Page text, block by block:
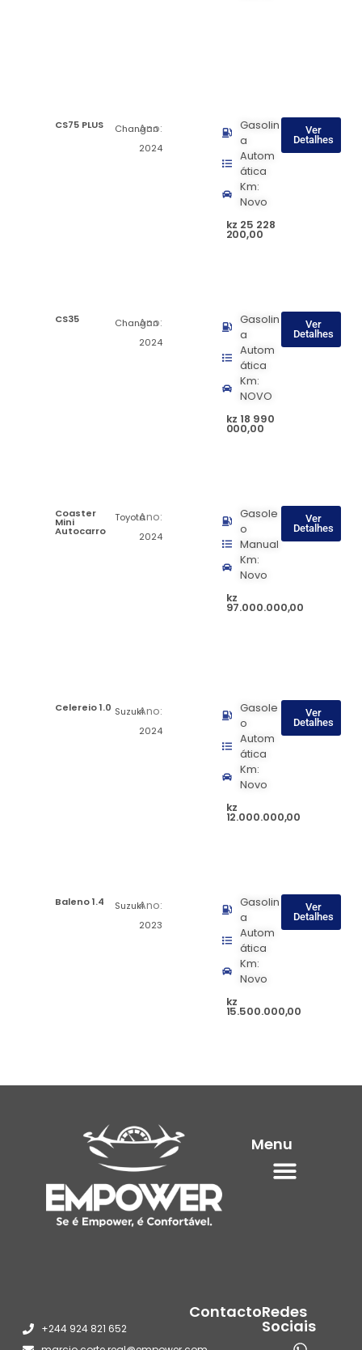
CS75 PLUS Changan
Ano:
2024
Gasolin
a
Autom
ática
Km:
Novo
kz 25 228
200,00
Ver
Detalhes
CS35 Changan
Ano:
2024
Gasolin
a
Autom
ática
Km:
NOVO
kz 18 990
000,00
Ver
Detalhes
Coaster
Mini
Autocarro
ToyotaAno:
2024
Gasole
o
Manual
Km:
Novo
kz
97.000.000,00
Ver
Detalhes
Celereio 1.0 SuzukiAno:
2024
Gasole
o
Autom
ática
Km:
Novo
kz
12.000.000,00
Ver
Detalhes
Baleno 1.4 SuzukiAno:
2023
Gasolin
a
Autom
ática
Km:
Novo
kz
15.500.000,00
Ver
Detalhes
Menu
Contacto
+244 924 821 652
Redes
Sociais